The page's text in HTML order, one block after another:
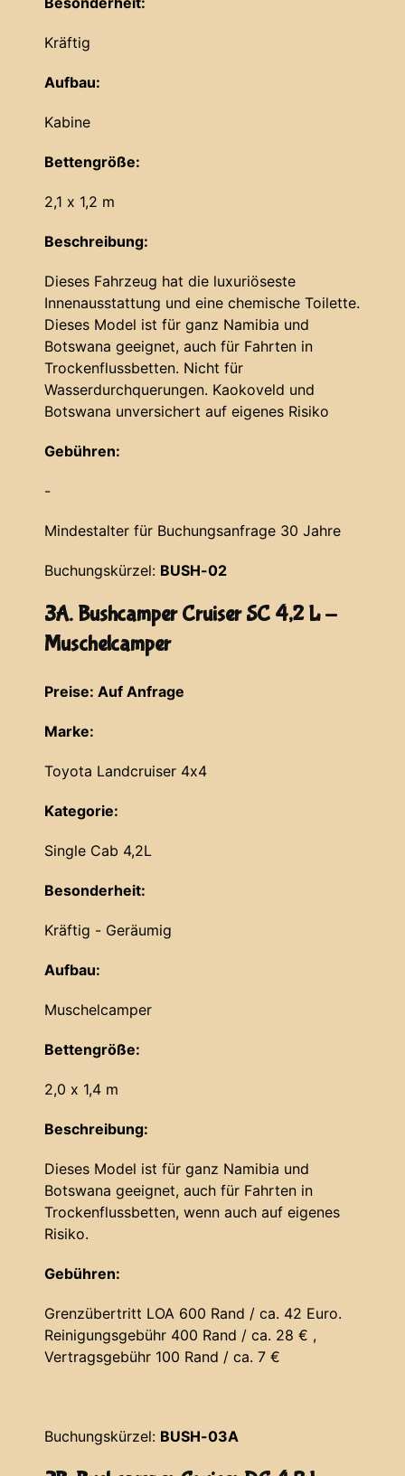
Kräftig
Aufbau:
Kabine
Bettengröße:
2,1 x 1,2 m
Beschreibung:
Dieses Fahrzeug hat die luxuriöseste
Innenausstattung und eine chemische Toilette.
Dieses Model ist für ganz Namibia und
Botswana geeignet, auch für Fahrten in
Trockenflussbetten. Nicht für
Wasserdurchquerungen. Kaokoveld und
Botswana unversichert auf eigenes Risiko
Gebühren:
-
Mindestalter für Buchungsanfrage 30 Jahre
Buchungskürzel: BUSH-02
3A. Bushcamper Cruiser SC 4,2 L -
Muschelcamper
Preise: Auf Anfrage
Marke:
Toyota Landcruiser 4x4
Kategorie:
Single Cab 4,2L
Besonderheit:
Kräftig - Geräumig
Aufbau:
Muschelcamper
Bettengröße:
2,0 x 1,4 m
Beschreibung:
Dieses Model ist für ganz Namibia und
Botswana geeignet, auch für Fahrten in
Trockenflussbetten, wenn auch auf eigenes
Risiko.
Gebühren:
Grenzübertritt LOA 600 Rand / ca. 42 Euro.
Reinigungsgebühr 400 Rand / ca. 28 € ,
Vertragsgebühr 100 Rand / ca. 7 €
Buchungskürzel: BUSH-03A